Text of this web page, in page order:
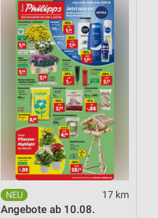
17 km
Angebote ab 10.08.